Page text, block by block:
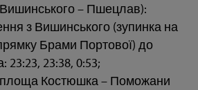
– Пшецлав):
з Вишинського (зупинка на
Брами Портової) до
23:38, 0:53;
Костюшка – Поможани